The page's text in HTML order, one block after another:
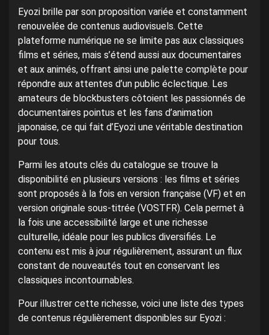
Eyozi brille par son proposition variée et constamment
renouvelée de contenus audiovisuels. Cette
plateforme numérique ne se limite pas aux classiques
films et séries, mais s’étend aussi aux documentaires
et aux animés, offrant ainsi une palette complète pour
répondre aux attentes d’un public éclectique. Les
amateurs de blockbusters côtoient les passionnés de
documentaires pointus et les fans d’animation
japonaise, ce qui fait d’Eyozi une véritable destination
pour tous.
Parmi les atouts clés du catalogue se trouve la
disponibilité en plusieurs versions : les films et séries
sont proposés à la fois en version française (VF) et en
version originale sous-titrée (VOSTFR). Cela permet à
la fois une accessibilité large et une richesse
culturelle, idéale pour les publics diversifiés. Le
contenu est mis à jour régulièrement, assurant un flux
constant de nouveautés tout en conservant les
classiques incontournables.
Pour illustrer cette richesse, voici une liste des types
de contenus régulièrement disponibles sur Eyozi :